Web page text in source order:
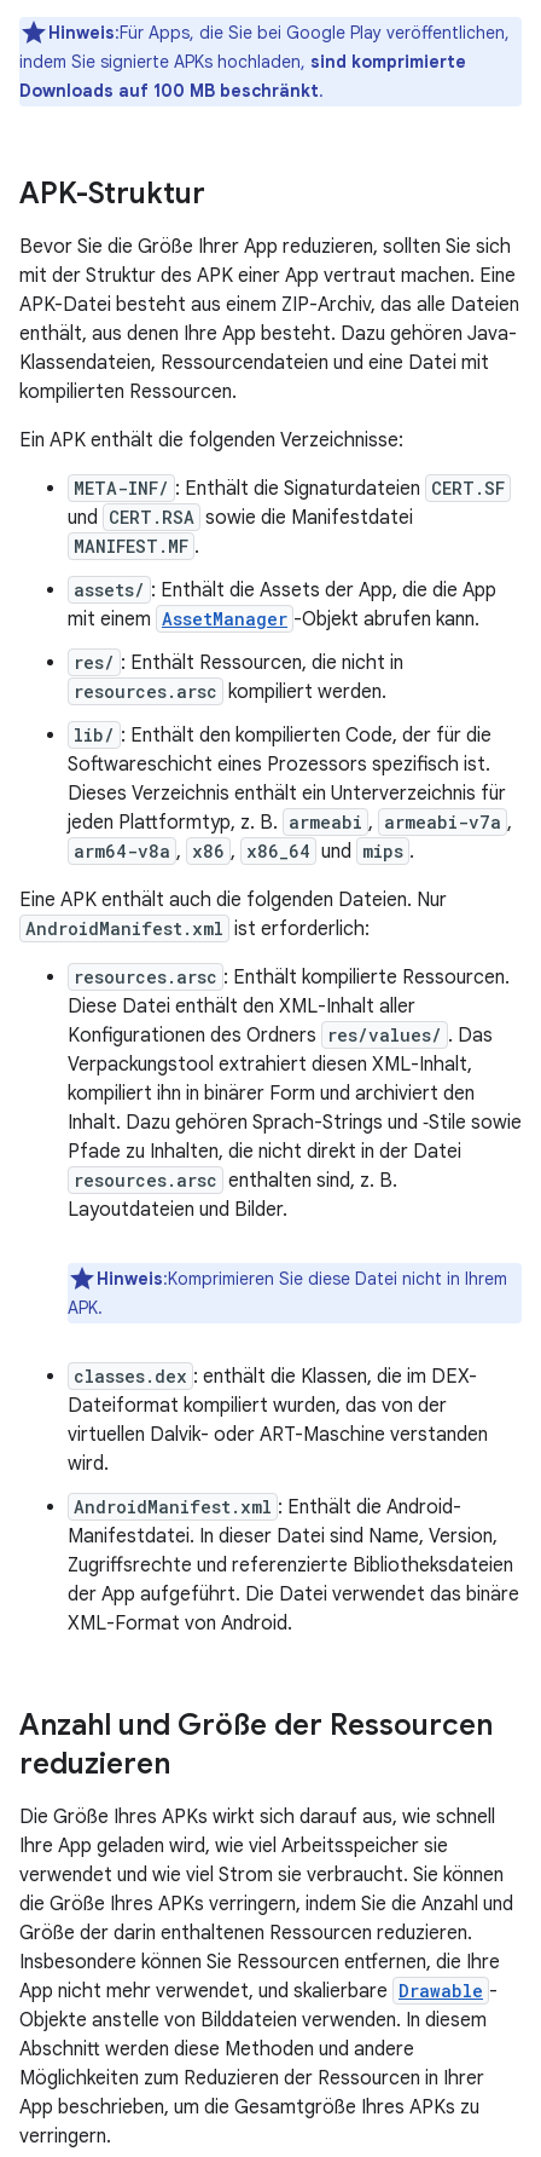
Hinweis:Für Apps, die Sie bei Google Play veröffentlichen,
indem Sie signierte APKs hochladen, sind komprimierte
Downloads auf 100 MB beschränkt.
APK-Struktur
Bevor Sie die Größe Ihrer App reduzieren, sollten Sie sich
mit der Struktur des APK einer App vertraut machen. Eine
APK-Datei besteht aus einem ZIP-Archiv, das alle Dateien
enthält, aus denen Ihre App besteht. Dazu gehören Java-
Klassendateien, Ressourcendateien und eine Datei mit
kompilierten Ressourcen.
Ein APK enthält die folgenden Verzeichnisse:
META-INF/ : Enthält die Signaturdateien CERT.SF
und CERT.RSA sowie die Manifestdatei
MANIFEST.MF .
assets/ : Enthält die Assets der App, die die App
mit einem AssetManager -Objekt abrufen kann.
res/ : Enthält Ressourcen, die nicht in
resources.arsc kompiliert werden.
lib/ : Enthält den kompilierten Code, der für die
Softwareschicht eines Prozessors spezifisch ist.
Dieses Verzeichnis enthält ein Unterverzeichnis für
jeden Plattformtyp, z. B. armeabi , armeabi-v7a ,
arm64-v8a , x86 , x86_64 und mips .
Eine APK enthält auch die folgenden Dateien. Nur
AndroidManifest.xml ist erforderlich:
resources.arsc : Enthält kompilierte Ressourcen.
Diese Datei enthält den XML-Inhalt aller
Konfigurationen des Ordners
res/values/ . Das
Verpackungstool extrahiert diesen XML-Inhalt,
kompiliert ihn in binärer Form und archiviert den
Inhalt. Dazu gehören Sprach-Strings und ‑Stile sowie
Pfade zu Inhalten, die nicht direkt in der Datei
resources.arsc enthalten sind, z. B.
Layoutdateien und Bilder.
Hinweis:Komprimieren Sie diese Datei nicht in Ihrem
APK.
classes.dex : enthält die Klassen, die im DEX-
Dateiformat kompiliert wurden, das von der
virtuellen Dalvik- oder ART-Maschine verstanden
wird.
AndroidManifest.xml : Enthält die Android-
Manifestdatei. In dieser Datei sind Name, Version,
Zugriffsrechte und referenzierte Bibliotheksdateien
der App aufgeführt. Die Datei verwendet das binäre
XML-Format von Android.
Anzahl und Größe der Ressourcen
reduzieren
Die Größe Ihres APKs wirkt sich darauf aus, wie schnell
Ihre App geladen wird, wie viel Arbeitsspeicher sie
verwendet und wie viel Strom sie verbraucht. Sie können
die Größe Ihres APKs verringern, indem Sie die Anzahl und
Größe der darin enthaltenen Ressourcen reduzieren.
Insbesondere können Sie Ressourcen entfernen, die Ihre
App nicht mehr verwendet, und skalierbare Drawable -
Objekte anstelle von Bilddateien verwenden. In diesem
Abschnitt werden diese Methoden und andere
Möglichkeiten zum Reduzieren der Ressourcen in Ihrer
App beschrieben, um die Gesamtgröße Ihres APKs zu
verringern.